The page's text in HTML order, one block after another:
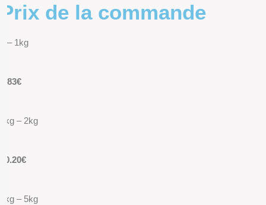
Prix de la commande
0 – 1kg
9.83€
1kg – 2kg
10.20€
2kg – 5kg